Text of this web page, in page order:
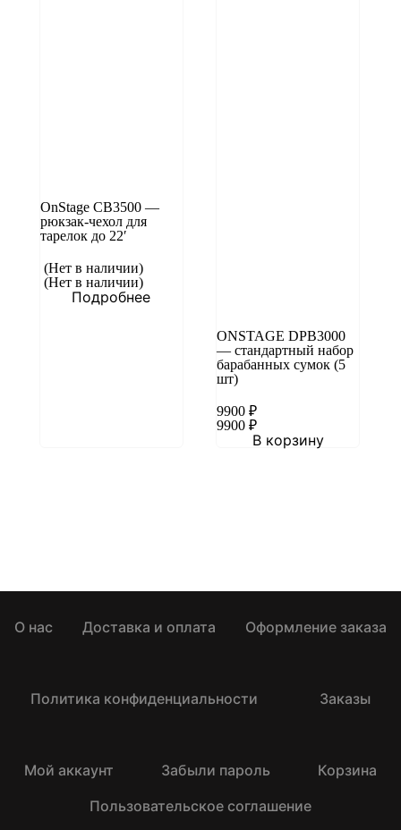
OnStage CB3500 —
рюкзак-чехол для
тарелок до 22′
(Нет в наличии)
(Нет в наличии)
Подробнее
ONSTAGE DPB3000
— стандартный набор
барабанных сумок (5
шт)
9900 ₽
9900 ₽
В корзину
О нас Доставка и оплата Оформление заказа
Политика конфиденциальности Заказы
Мой аккаунт Забыли пароль
Корзина
Пользовательское соглашение